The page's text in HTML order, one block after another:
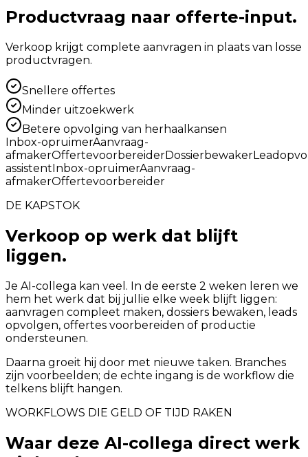
Productvraag naar offerte-input.
Verkoop krijgt complete aanvragen in plaats van losse
productvragen.
Snellere offertes
Minder uitzoekwerk
Betere opvolging van herhaalkansen
Inbox-opruimerAanvraag-
afmakerOffertevoorbereiderDossierbewaker
assistentInbox-opruimerAanvraag-
afmakerOffertevoorbereider
DE KAPSTOK
Verkoop op werk dat blijft
liggen.
Je AI-collega kan veel. In de eerste 2 weken leren we
hem het werk dat bij jullie elke week blijft liggen:
aanvragen compleet maken, dossiers bewaken, leads
opvolgen, offertes voorbereiden of productie
ondersteunen.
Daarna groeit hij door met nieuwe taken. Branches
zijn voorbeelden; de echte ingang is de workflow die
telkens blijft hangen.
WORKFLOWS DIE GELD OF TIJD RAKEN
Waar deze AI-collega direct werk